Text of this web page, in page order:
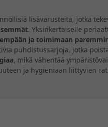
lisävarusteita, jotka
. Yksinkertaiselle
ja toimimaan
puhdistussarjoja, jotka
, mikä vähentää
ja hygieniaan liittyvien